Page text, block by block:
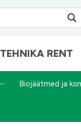
TEHNIKA RENT
Biojäätmed ja